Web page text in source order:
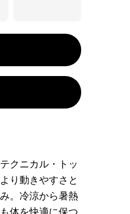
クニカル・トッ
り動きやすさと
。冷涼から暑熱